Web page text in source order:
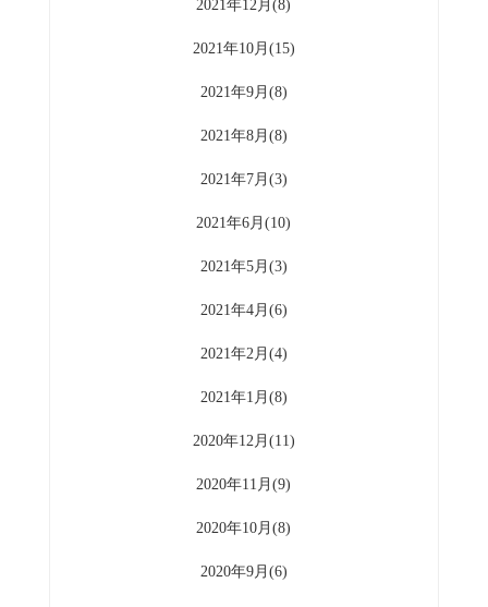
2021年12月(8)
2021年10月(15)
2021年9月(8)
2021年8月(8)
2021年7月(3)
2021年6月(10)
2021年5月(3)
2021年4月(6)
2021年2月(4)
2021年1月(8)
2020年12月(11)
2020年11月(9)
2020年10月(8)
2020年9月(6)